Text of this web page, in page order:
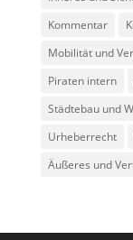
Kommentar
Mobilität und
Piraten intern
Städtebau und
Urheberrecht
Äußeres und